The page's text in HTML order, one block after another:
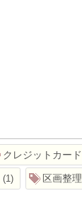
クレジットカード
1 区画整理